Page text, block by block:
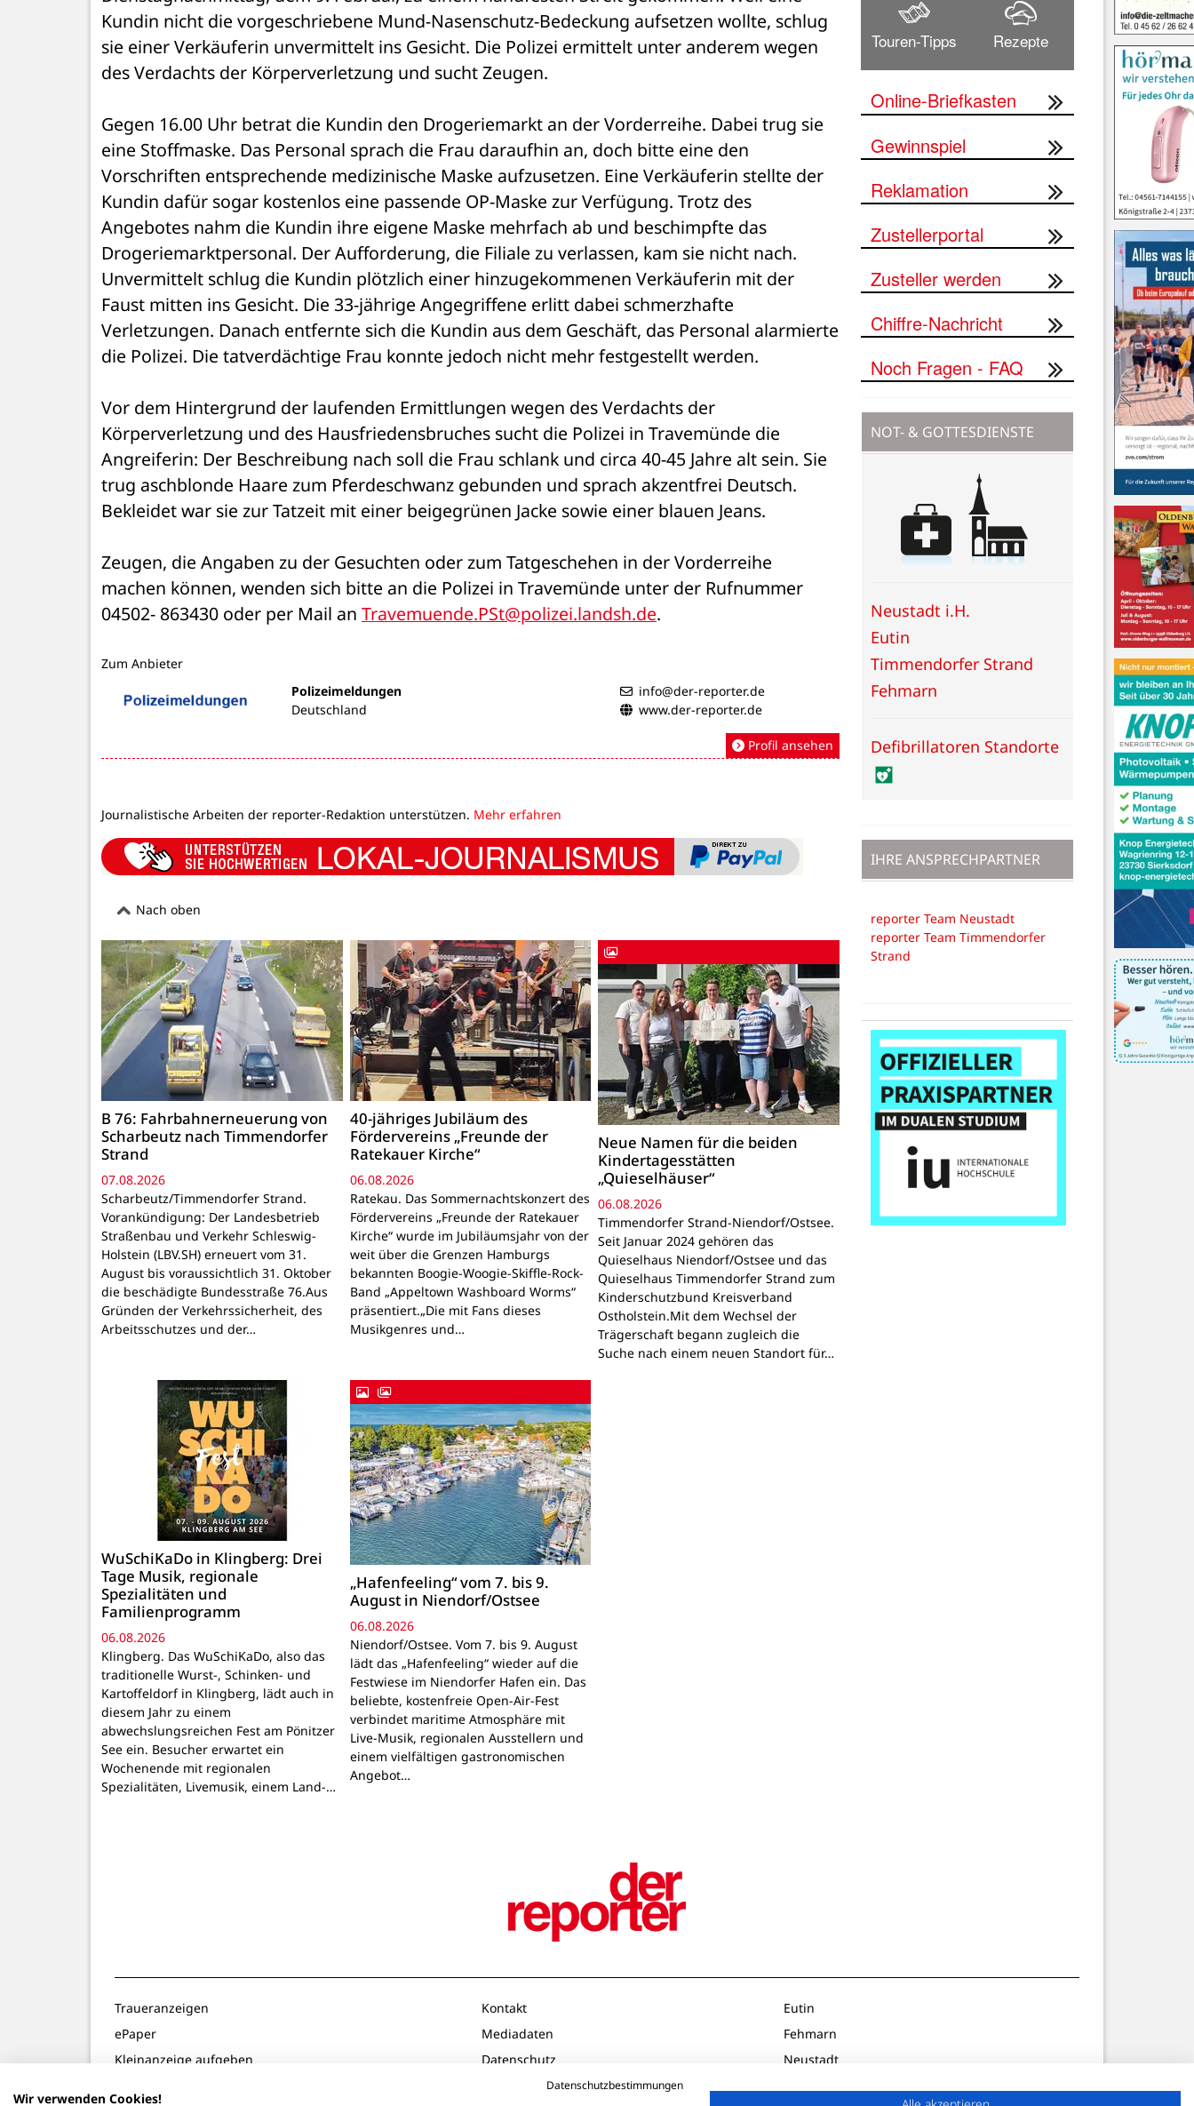
Kundin nicht die vorgeschriebene Mund-Nasenschutz-Bedeckung aufsetzen wollte, schlug
sie einer Verkäuferin unvermittelt ins Gesicht. Die Polizei ermittelt unter anderem wegen
des Verdachts der Körperverletzung und sucht Zeugen.
Gegen 16.00 Uhr betrat die Kundin den Drogeriemarkt an der Vorderreihe. Dabei trug sie
eine Stoffmaske. Das Personal sprach die Frau daraufhin an, doch bitte eine den
Vorschriften entsprechende medizinische Maske aufzusetzen. Eine Verkäuferin stellte der
Kundin dafür sogar kostenlos eine passende OP-Maske zur Verfügung. Trotz des
Angebotes nahm die Kundin ihre eigene Maske mehrfach ab und beschimpfte das
Drogeriemarktpersonal. Der Aufforderung, die Filiale zu verlassen, kam sie nicht nach.
Unvermittelt schlug die Kundin plötzlich einer hinzugekommenen Verkäuferin mit der
Faust mitten ins Gesicht. Die 33-jährige Angegriffene erlitt dabei schmerzhafte
Verletzungen. Danach entfernte sich die Kundin aus dem Geschäft, das Personal alarmierte
die Polizei. Die tatverdächtige Frau konnte jedoch nicht mehr festgestellt werden.
Vor dem Hintergrund der laufenden Ermittlungen wegen des Verdachts der
Körperverletzung und des Hausfriedensbruches sucht die Polizei in Travemünde die
Angreiferin: Der Beschreibung nach soll die Frau schlank und circa 40-45 Jahre alt sein. Sie
trug aschblonde Haare zum Pferdeschwanz gebunden und sprach akzentfrei Deutsch.
Bekleidet war sie zur Tatzeit mit einer beigegrünen Jacke sowie einer blauen Jeans.
Zeugen, die Angaben zu der Gesuchten oder zum Tatgeschehen in der Vorderreihe
machen können, wenden sich bitte an die Polizei in Travemünde unter der Rufnummer
04502- 863430 oder per Mail an Travemuende.PSt@polizei.landsh.de.
Zum Anbieter
Polizeimeldungen
Deutschland
info@der-reporter.de
www.der-reporter.de
Profil ansehen
Journalistische Arbeiten der reporter-Redaktion unterstützen. Mehr erfahren
Nach oben
B 76: Fahrbahnerneuerung von
Scharbeutz nach Timmendorfer
Strand
07.08.2026
Scharbeutz/Timmendorfer Strand.
Vorankündigung: Der Landesbetrieb
Straßenbau und Verkehr Schleswig-
Holstein (LBV.SH) erneuert vom 31.
August bis voraussichtlich 31. Oktober
die beschädigte Bundesstraße 76.Aus
Gründen der Verkehrssicherheit, des
Arbeitsschutzes und der…
40-jähriges Jubiläum des
Fördervereins „Freunde der
Ratekauer Kirche“
06.08.2026
Ratekau. Das Sommernachtskonzert des
Fördervereins „Freunde der Ratekauer
Kirche“ wurde im Jubiläumsjahr von der
weit über die Grenzen Hamburgs
bekannten Boogie-Woogie-Skiffle-Rock-
Band „Appeltown Washboard Worms“
präsentiert.„Die mit Fans dieses
Musikgenres und…
Neue Namen für die beiden
Kindertagesstätten
„Quieselhäuser“
06.08.2026
Timmendorfer Strand-Niendorf/Ostsee.
Seit Januar 2024 gehören das
Quieselhaus Niendorf/Ostsee und das
Quieselhaus Timmendorfer Strand zum
Kinderschutzbund Kreisverband
Ostholstein.Mit dem Wechsel der
Trägerschaft begann zugleich die
Suche nach einem neuen Standort für…
WuSchiKaDo in Klingberg: Drei
Tage Musik, regionale
Spezialitäten und
Familienprogramm
06.08.2026
Klingberg. Das WuSchiKaDo, also das
traditionelle Wurst-, Schinken- und
Kartoffeldorf in Klingberg, lädt auch in
diesem Jahr zu einem
abwechslungsreichen Fest am Pönitzer
See ein. Besucher erwartet ein
Wochenende mit regionalen
Spezialitäten, Livemusik, einem Land-…
„Hafenfeeling“ vom 7. bis 9.
August in Niendorf/Ostsee
06.08.2026
Niendorf/Ostsee. Vom 7. bis 9. August
lädt das „Hafenfeeling“ wieder auf die
Festwiese im Niendorfer Hafen ein. Das
beliebte, kostenfreie Open-Air-Fest
verbindet maritime Atmosphäre mit
Live-Musik, regionalen Ausstellern und
einem vielfältigen gastronomischen
Angebot…
Touren-Tipps Rezepte
Online-Briefkasten
Gewinnspiel
Reklamation
Zustellerportal
Zusteller werden
Chiffre-Nachricht
Noch Fragen - FAQ
NOT- & GOTTESDIENSTE
Neustadt i.H.
Eutin
Timmendorfer Strand
Fehmarn
Defibrillatoren Standorte
IHRE ANSPRECHPARTNER
reporter Team Neustadt
reporter Team Timmendorfer
Strand
Traueranzeigen
ePaper
Kleinanzeige aufgeben
Kontakt
Mediadaten
Datenschutz
Impressum
Eutin
Fehmarn
Neustadt
Datenschutzbestimmungen
Wir verwenden Cookies!